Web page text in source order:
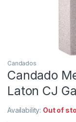
Candados
Candado
Laton CJ
Availability: Out of